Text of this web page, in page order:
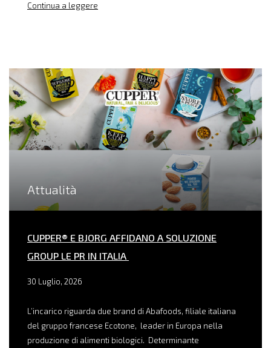
Continua a leggere
Attualità
CUPPER® E BJORG AFFIDANO A SOLUZIONE
GROUP LE PR IN ITALIA
30 Luglio, 2026
L’incarico riguarda due brand di Abafoods, filiale italiana
del gruppo francese Ecotone, leader in Europa nella
produzione di alimenti biologici. Determinante